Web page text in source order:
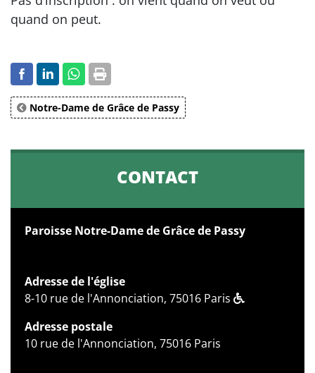
quand on peut.
Notre-Dame de Grâce de Passy
CONTACT
Paroisse Notre-Dame de Grâce de Passy
Adresse de l'église
8-10 rue de l'Annonciation, 75016 Paris
Adresse postale
10 rue de l'Annonciation, 75016 Paris